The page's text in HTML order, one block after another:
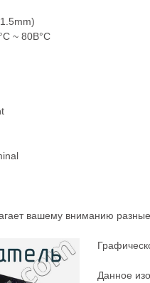
~ 80В°C
вашему вниманию разные
Данное